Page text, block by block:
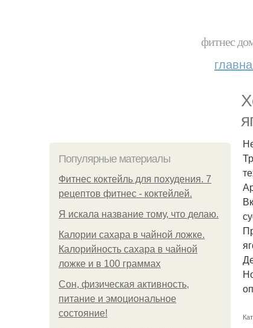
фитнес
Популярные материалы
Фитнес коктейль для похудения. 7
рецептов фитнес - коктейлей.
Я искала название тому, что делаю.
Калории сахара в чайной ложке.
Калорийность сахара в чайной
ложке и в 100 граммах
Сон, физическая активность,
питание и эмоциональное
состояние!